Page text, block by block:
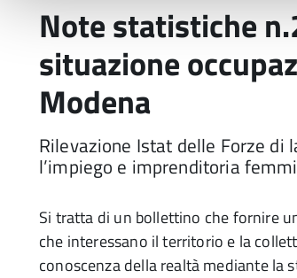
Note statistiche
situazione
Modena
Rilevazione Istat delle Forze di
l’impiego e imprenditoria
Si tratta di un bollettino che fornire
che interessano il territorio e la
conoscenza della realtà mediante la